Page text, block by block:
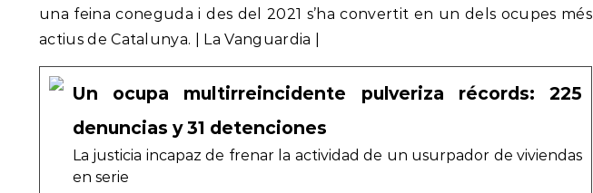
una feina coneguda i des del 2021 s’ha convertit en un dels ocupes més
actius de Catalunya. | La Vanguardia |
Un ocupa multirreincidente pulveriza récords: 225
denuncias y 31 detenciones
La justicia incapaz de frenar la actividad de un usurpador de viviendas
en serie